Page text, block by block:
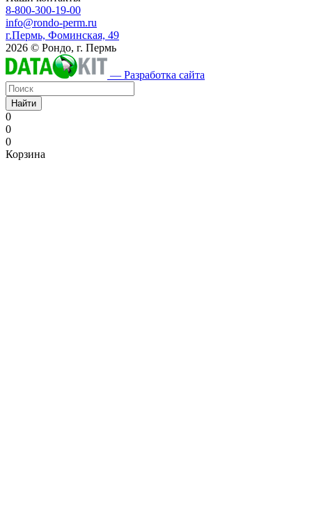
8-800-300-19-00
info@rondo-perm.ru
г.Пермь, Фоминская, 49
2026 © Рондо, г. Пермь
— Разработка сайта
Найти
0
0
0
Корзина